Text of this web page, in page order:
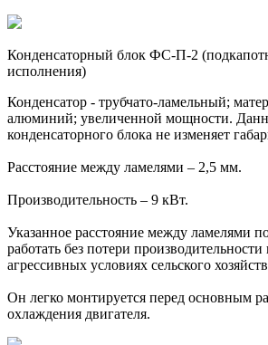
Конденсаторный блок ФС-П-2
исполнения)
Конденсатор - трубчато-ламельный;
алюминий; увеличенной мощности.
конденсаторного блока не изменяет
Расстояние между ламелями – 2,5 мм.
Производительность – 9 кВт.
Указанное расстояние между ламелями
работать без потери
агрессивных условиях сельского
Он легко монтируется перед основным
охлаждения двигателя.